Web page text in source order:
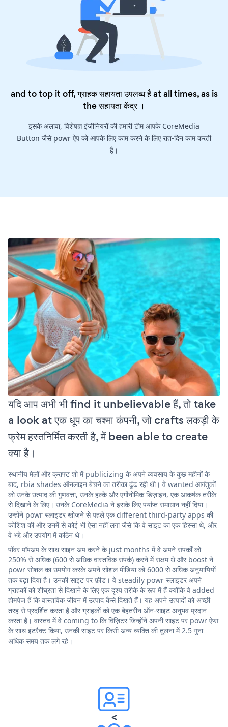
and to top it off, ग्राहक सहायता उपलब्ध है at all times, as is
theसहायता केंद्र।
इसके अलावा, विशेषज्ञ इंजीनियरों की हमारी टीम आपके CoreMedia
Button जैसे powr ऐप को आपके लिए काम करने के लिए रात-दिन काम करती
है।
यदि आप अभी भी find it unbelievable हैं, तो take
a look at एक धूप का चश्मा कंपनी, जो crafts लकड़ी के
फ्रेम हस्तनिर्मित करती है, में been able to create
क्या है।
स्थानीय मेलों और क्राफ्ट शो में publicizing के अपने व्यवसाय के कुछ महीनों के
बाद, rbia shades ऑनलाइन बेचने का तरीका ढूंढ रही थी। वे wanted आगंतुकों
को उनके उत्पाद की गुणवत्ता, उनके हल्के और एर्गोनोमिक डिज़ाइन, एक आकर्षक तरीके
से दिखाने के लिए। उनके CoreMedia ने इसके लिए पर्याप्त समाधान नहीं दिया।
उन्होंने powr स्लाइडर खोजने से पहले एक different third-party apps की
कोशिश की और उनमें से कोई भी ऐसा नहीं लगा जैसे कि वे साइट का एक हिस्सा थे, और
वे भद्दे और उपयोग में कठिन थे।
पॉवर पॉपअप के साथ साइन अप करने के just months में वे अपने संपर्कों को
250% से अधिक (600 से अधिक वास्तविक संपर्क) करने में सक्षम थे और boost ने
powr सोशल का उपयोग करके अपने सोशल मीडिया को 6000 से अधिक अनुयायियों
तक बढ़ा दिया है। उनकी साइट पर फ़ीड। वे steadily powr स्लाइडर अपने
ग्राहकों को शीघ्रता से दिखाने के लिए एक दृश्य तरीके के रूप में हैं क्योंकि वे added
होमपेज हैं कि वास्तविक जीवन में उत्पाद कैसे दिखते हैं। यह अपने उत्पादों को अच्छी
तरह से प्रदर्शित करता है और ग्राहकों को एक बेहतरीन ऑन-साइट अनुभव प्रदान
करता है। वास्तव में वे coming to कि विज़िटर जिन्होंने अपनी साइट पर powr ऐप्स
के साथ इंटरैक्ट किया, उनकी साइट पर किसी अन्य व्यक्ति की तुलना में 2.5 गुना
अधिक समय तक लगे रहे।
<